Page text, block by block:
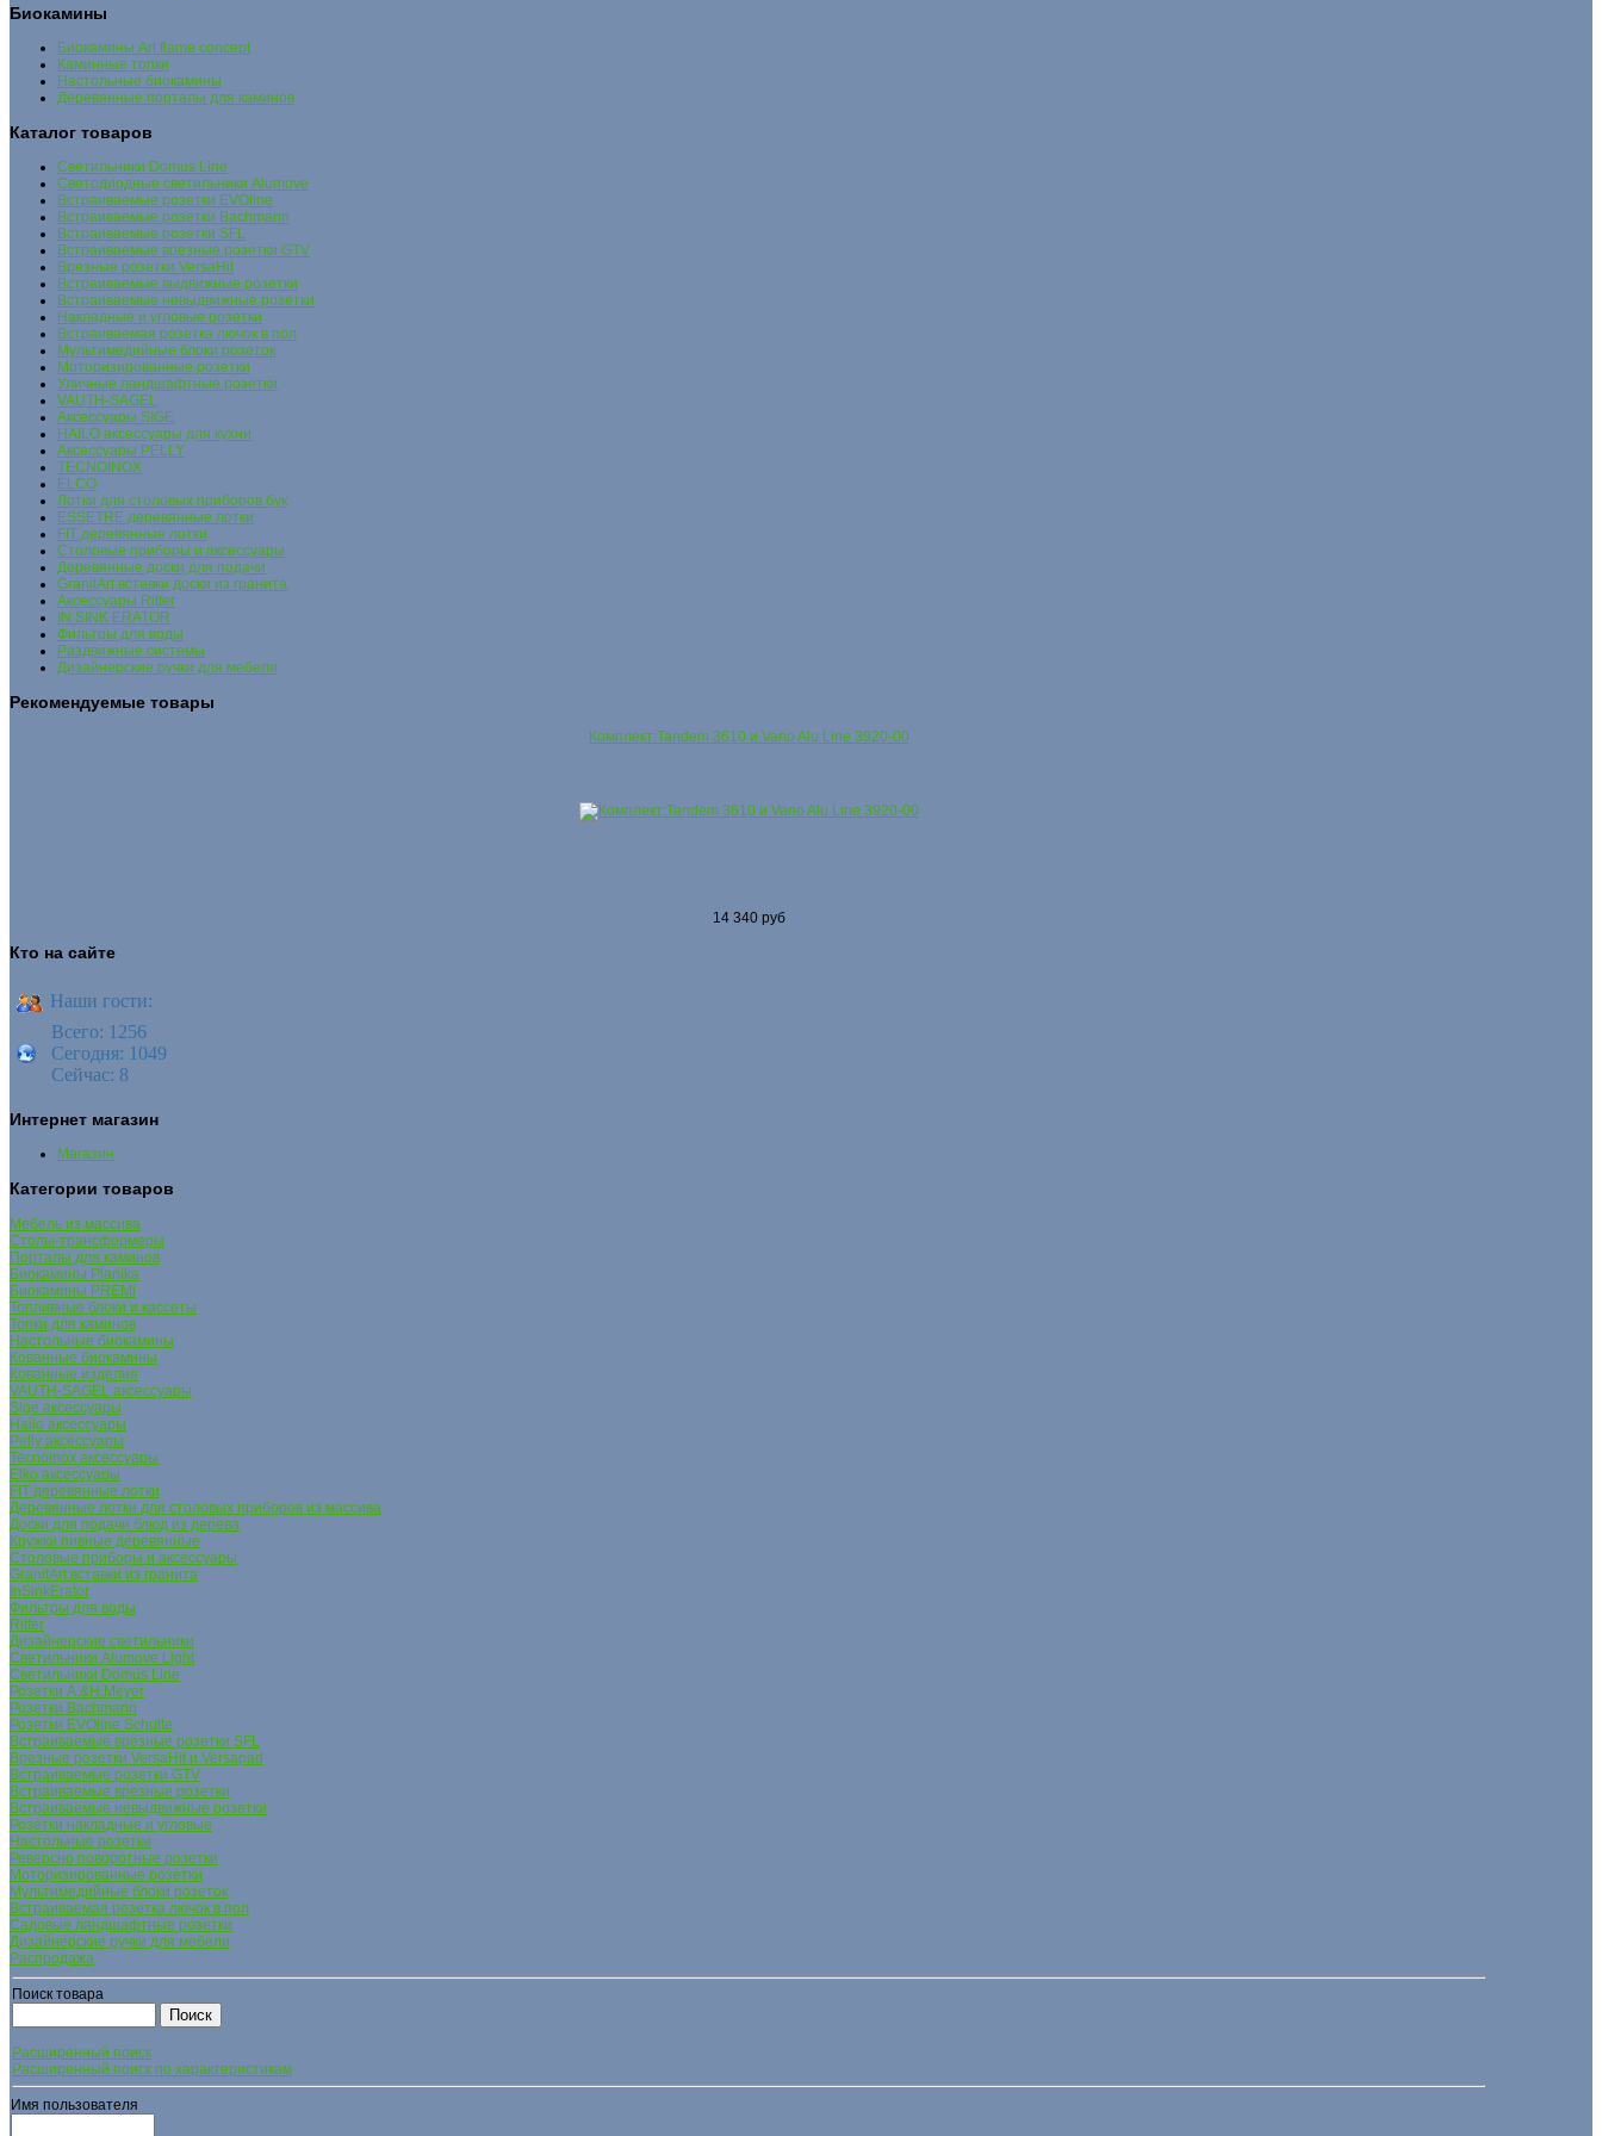
Биокамины
Биокамины Art flame concept
Каминные топки
Настольные биокамины
Деревянные порталы для каминов
Каталог товаров
Cветильники Domus Line
Светодиодные светильники Alumove
Встраиваемые розетки EVOline
Встраиваемые розетки Bachmann
Встраиваемые розетки SFL
Встраиваемые врезные розетки GTV
Врезные розетки VersaHit
Встраиваемые выдвижные розетки
Встраиваемые невыдвижные розетки
Накладные и угловые розетки
Встраиваемая розетка лючок в пол
Мультимедийные блоки розеток
Моторизированные розетки
Уличные ландшафтные розетки
VAUTH-SAGEL
Аксессуары SIGE
HAILO аксессуары для кухни
Аксессуары PELLY
TECNOINOX
ELCO
Лотки для столовых приборов бук
ESSETRE деревянные лотки
FIT деревянные лотки
Столовые приборы и аксессуары
Деревянные доски для подачи
GranitArt вставки доски из гранита
Аксессуары Ritter
IN SINK ERATOR
Фильтры для воды
Раздвижные системы
Дизайнерские ручки для мебели
Рекомендуемые товары
Комплект:Tandem 3610 и Vario Alu Line 3920-00
14 340 руб
Кто на сайте
Наши гости:
Всего: 1256
Сегодня: 1049
Сейчас: 8
Интернет магазин
Магазин
Категории товаров
Мебель из массива
Столы-трансформеры
Порталы для каминов
Биокамины Planika
Биокамины PREMi
Топливные блоки и кассеты
Топки для каминов
Настольные биокамины
Кованные биокамины
Кованные изделия
VAUTH-SAGEL аксессуары
Sige аксессуары
Hailo аксессуары
Pelly аксессуары
Tecnoinox аксессуары
Elko аксессуары
FIT деревянные лотки
Деревянные лотки для столовых приборов из массива
Доски для подачи блюд из дерева
Кружки пивные деревянные
Столовые приборы и аксессуары
GranitArt вставки из гранита
InSinkErator
Фильтры для воды
Ritter
Дизайнерские светильники
Светильники Alumove Light
Светильники Domus Line
Розетки A.&H.Meyer
Розетки Bachmann
Розетки EVOline Schulte
Встраиваемые врезные розетки SFL
Врезные розетки VersaHit и Versapad
Встраиваемые розетки GTV
Встраиваемые врезные розетки
Встраиваемые невыдвижные розетки
Розетки накладные и угловые
Настольные розетки
Реверсно поворотные розетки
Моторизированные розетки
Мультимедийные блоки розеток
Встраиваемая розетка лючок в пол
Садовые ландшафтные розетки
Дизайнерские ручки для мебели
Распродажа
Поиск товара
Расширенный поиск
Расширенный поиск по характеристикам
Имя пользователя